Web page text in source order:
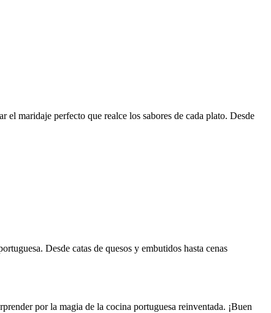
el maridaje perfecto que realce los sabores de cada plato. Desde
Desde catas de quesos y embutidos hasta cenas
por la magia de la cocina portuguesa reinventada. ¡Buen